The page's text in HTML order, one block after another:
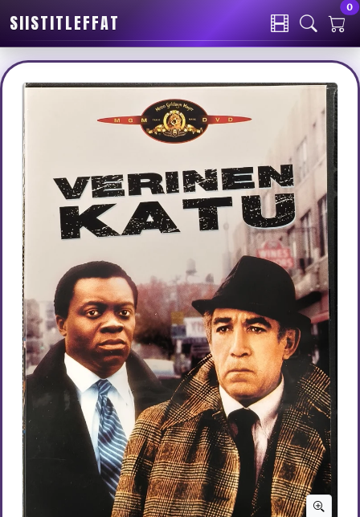
SIISTITLEFFAT
0